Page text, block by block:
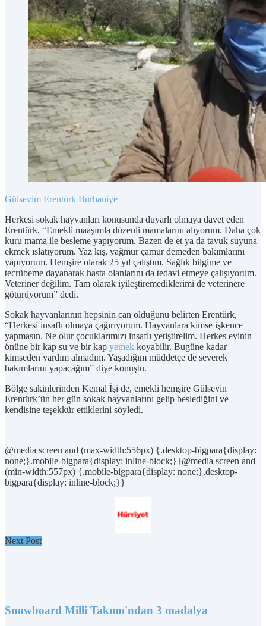
Gülsevim Erentürk Burhaniye
Herkesi sokak hayvanları konusunda duyarlı olmaya davet eden
Erentürk, “Emekli maaşımla düzenli mamalarını alıyorum. Daha çok
kuru mama ile besleme yapıyorum. Bazen de et ya da tavuk suyuna
ekmek ıslatıyorum. Yaz kış, yağmur çamur demeden bakımlarını
yapıyorum. Hemşire olarak 25 yıl çalıştım. Sağlık bilgime ve
tecrübeme dayanarak hasta olanlarını da tedavi etmeye çalışıyorum.
Veteriner değilim. Tam olarak iyileştiremediklerimi de veterinere
götürüyorum” dedi.
Sokak hayvanlarının hepsinin can olduğunu belirten Erentürk,
“Herkesi insaflı olmaya çağırıyorum. Hayvanlara kimse işkence
yapmasın. Ne olur çocuklarımızı insaflı yetiştirelim. Herkes evinin
önüne bir kap su ve bir kap yemek koyabilir. Bugüne kadar
kimseden yardım almadım. Yaşadığım müddetçe de severek
bakımlarını yapacağım” diye konuştu.
Bölge sakinlerinden Kemal İşi de, emekli hemşire Gülsevin
Erentürk’ün her gün sokak hayvanlarını gelip beslediğini ve
kendisine teşekkür ettiklerini söyledi.
@media screen and (max-width:556px) {.desktop-bigpara{display:
none;}.mobile-bigpara{display: inline-block;}}@media screen and
(min-width:557px) {.mobile-bigpara{display: none;}.desktop-
bigpara{display: inline-block;}}
Next Post
Snowboard Milli Takımı'ndan 3 madalya